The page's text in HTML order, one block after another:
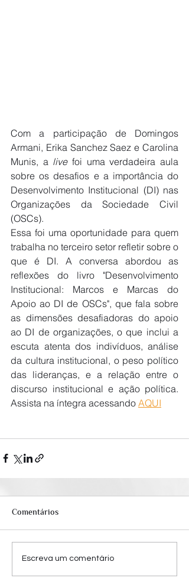
Com a participação de Domingos
Armani, Erika Sanchez Saez e Carolina
Munis, a live foi uma verdadeira aula
sobre os desafios e a importância do
Desenvolvimento Institucional (DI) nas
Organizações da Sociedade Civil
(OSCs).
Essa foi uma oportunidade para quem
trabalha no terceiro setor refletir sobre o
que é DI. A conversa abordou as
reflexões do livro "Desenvolvimento
Institucional: Marcos e Marcas do
Apoio ao DI de OSCs", que fala sobre
as dimensões desafiadoras do apoio
ao DI de organizações, o que inclui a
escuta atenta dos indivíduos, análise
da cultura institucional, o peso político
das lideranças, e a relação entre o
discurso institucional e ação política.
Assista na íntegra acessando AQUI
Comentários
Escreva um comentário